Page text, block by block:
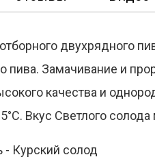
двухрядного
пива. Замачивание и
качества и
Вкус Светлого
- Курский солод